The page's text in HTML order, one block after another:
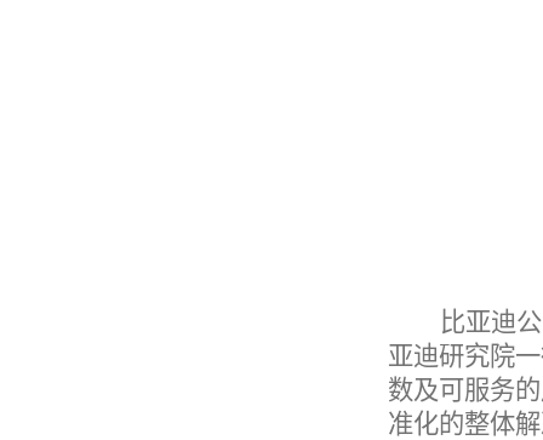
比亚迪
亚迪研究院
数及可服务
准化的整体